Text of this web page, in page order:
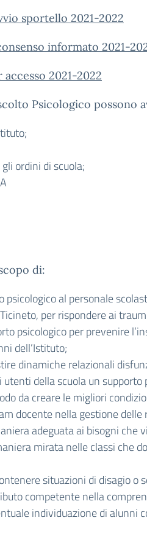
sportello 2021-2022
informato 2021-
2021-2022
Psicologico possono
ordini di scuola;
di:
psicologico al personale
per rispondere ai
psicologico per prevenire
dell’Istituto;
dinamiche relazionali
della scuola un
da creare le migliori
docente nella gestione
adeguata ai bisogni che
mirata nelle classi che
situazioni di disagio o
competente nella
individuazione di alunni